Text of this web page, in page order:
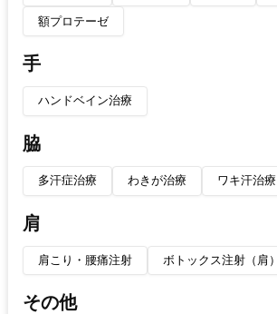
額プロテーゼ
手
ハンドベイン治療
脇
多汗症治療 わきが治療 ワキ汗治療
肩
肩こり・腰痛注射 ボトックス注射（肩）
その他